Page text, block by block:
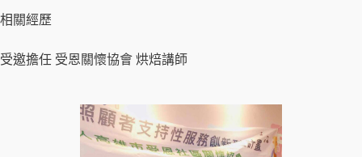
相關經歷
受邀擔任 受恩關懷協會 烘焙講師